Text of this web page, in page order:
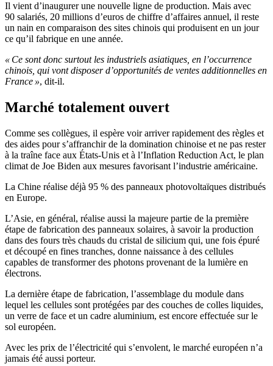
Il vient d’inaugurer une nouvelle ligne de production. Mais avec
90 salariés, 20 millions d’euros de chiffre d’affaires annuel, il reste
un nain en comparaison des sites chinois qui produisent en un jour
ce qu’il fabrique en une année.
« Ce sont donc surtout les industriels asiatiques, en l’occurrence
chinois, qui vont disposer d’opportunités de ventes additionnelles en
France », dit-il.
Marché totalement ouvert
Comme ses collègues, il espère voir arriver rapidement des règles et
des aides pour s’affranchir de la domination chinoise et ne pas rester
à la traîne face aux États-Unis et à l’Inflation Reduction Act, le plan
climat de Joe Biden aux mesures favorisant l’industrie américaine.
La Chine réalise déjà 95 % des panneaux photovoltaïques distribués
en Europe.
L’Asie, en général, réalise aussi la majeure partie de la première
étape de fabrication des panneaux solaires, à savoir la production
dans des fours très chauds du cristal de silicium qui, une fois épuré
et découpé en fines tranches, donne naissance à des cellules
capables de transformer des photons provenant de la lumière en
électrons.
La dernière étape de fabrication, l’assemblage du module dans
lequel les cellules sont protégées par des couches de colles liquides,
un verre de face et un cadre aluminium, est encore effectuée sur le
sol européen.
Avec les prix de l’électricité qui s’envolent, le marché européen n’a
jamais été aussi porteur.